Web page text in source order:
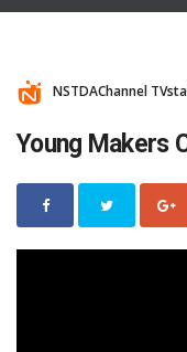
NSTDAChannel
Young Makers